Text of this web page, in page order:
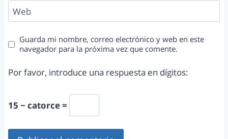
Web
Guarda mi nombre, correo electrónico y web en este
navegador para la próxima vez que comente.
Por favor, introduce una respuesta en dígitos:
15 − catorce =